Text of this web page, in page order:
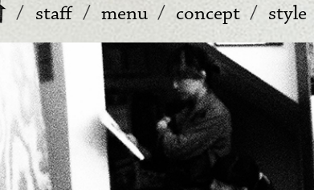
staff menu concept style